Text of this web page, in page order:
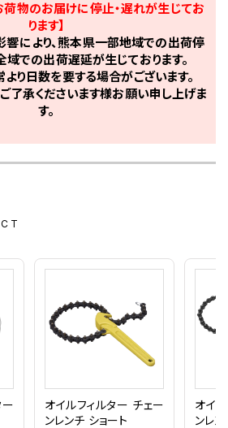
荷物のお届けに停止・遅れが生じてお
ります】
により、熊本県一部地域での出荷停
域での出荷遅延が生じております。
り日数を要する場合がございます。
了承くださいます様お願い申し上げま
す。
オイルフィルター チェー
ンレンチ ショート
オイ
ンレ